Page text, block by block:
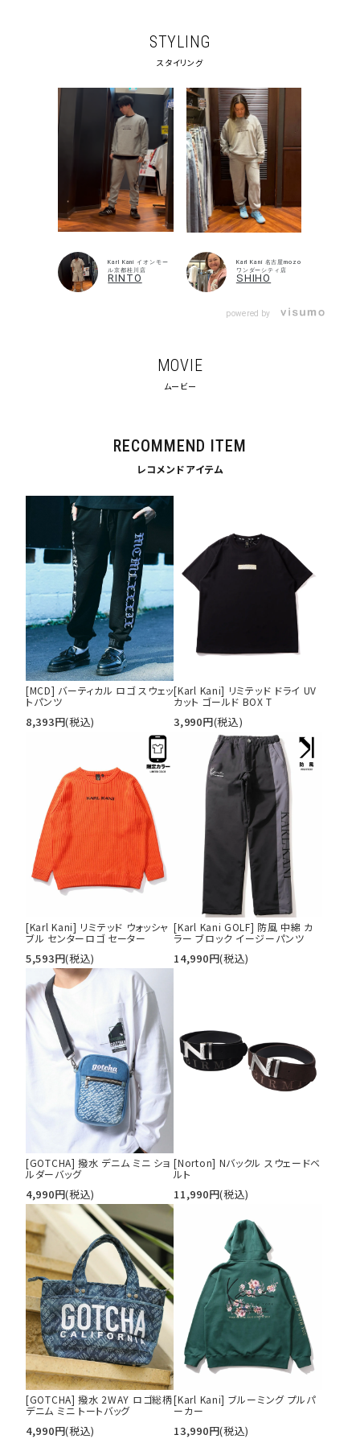
円 ～
サイズ
S
M
L
XL
29inc
30inc
32inc
34inc
tune 絞り込んで検索する
STYLING
スタイリング
Karl Kani イオンモー
ル京都桂川店
RINTO
Karl Kani 名古屋mozo
ワンダーシティ店
SHIHO
powered by
MOVIE
ムービー
RECOMMEND ITEM
レコメンドアイテム
[MCD] バーティカル ロゴ スウェッ
トパンツ
8,393円(税込)
[Karl Kani] リミテッド ドライ UV
カット ゴールド BOX T
3,990円(税込)
[Karl Kani] リミテッド ウォッシャ
ブル センターロゴ セーター
5,593円(税込)
[Karl Kani GOLF] 防風 中綿 カ
ラー ブロック イージーパンツ
14,990円(税込)
[GOTCHA] 撥水 デニム ミニ ショ
ルダーバッグ
4,990円(税込)
[Norton] Nバックル スウェードベ
ルト
11,990円(税込)
[GOTCHA] 撥水 2WAY ロゴ総柄
デニム ミニ トートバッグ
4,990円(税込)
[Karl Kani] ブルーミング プルパ
ーカー
13,990円(税込)